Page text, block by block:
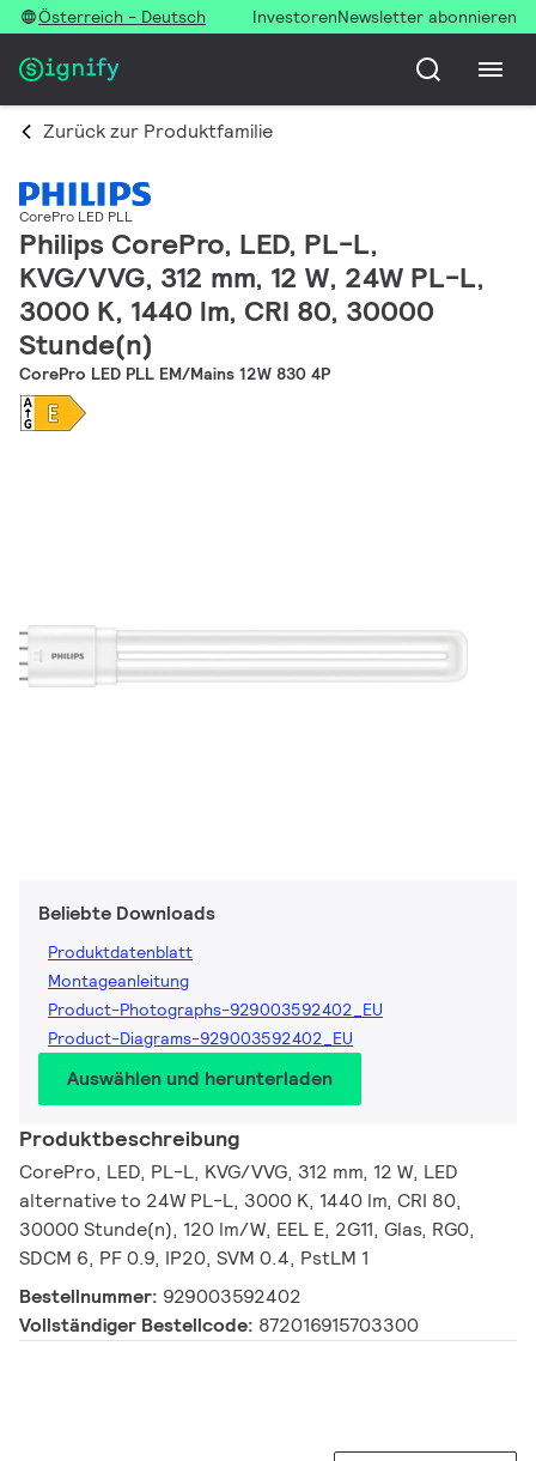
Österreich - Deutsch InvestorenNewsletter abonnieren
Zurück zur Produktfamilie
CorePro LED PLL
Philips CorePro, LED, PL-L,
KVG/VVG, 312 mm, 12 W, 24W PL-L,
3000 K, 1440 lm, CRI 80, 30000
Stunde(n)
CorePro LED PLL EM/Mains 12W 830 4P
Beliebte Downloads
Produktdatenblatt
Montageanleitung
Product-Photographs-929003592402_EU
Product-Diagrams-929003592402_EU
Auswählen und herunterladen
Produktbeschreibung
CorePro, LED, PL-L, KVG/VVG, 312 mm, 12 W, LED
alternative to 24W PL-L, 3000 K, 1440 lm, CRI 80,
30000 Stunde(n), 120 lm/W, EEL E, 2G11, Glas, RG0,
SDCM 6, PF 0.9, IP20, SVM 0.4, PstLM 1
Bestellnummer: 929003592402
Vollständiger Bestellcode: 872016915703300